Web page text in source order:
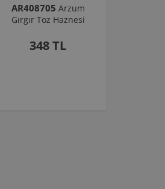
AR408705 Arzum
Gırgır Toz Haznesi
348 TL